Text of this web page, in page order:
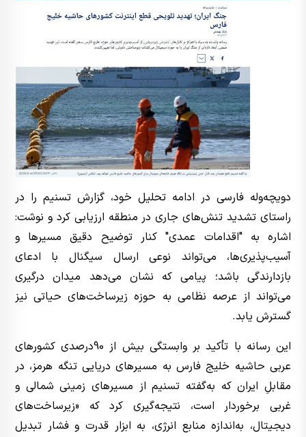
دویچه‌وله فارسی در ادامه تحلیل خود، گزارش تسنیم را در
راستای تشدید تنش‌های جاری در منطقه ارزیابی کرد و نوشت:
اشاره به "اقدامات عمدی" کنار توضیح دقیق مسیرها و
آسیب‌پذیری‌ها، می‌تواند نوعی ارسال سیگنال با ادعای
بازدارندگی باشد؛ پیامی که نشان می‌دهد میدان درگیری
می‌تواند از عرصه نظامی به حوزه زیرساخت‌های حیاتی نیز
گسترش یابد.
این رسانه با تأکید بر وابستگی بیش از 90درصدی کشورهای
عربی حاشیه خلیج فارس به مسیرهای دریایی تنگه هرمز، در
مقابلِ ایران که به‌گفته تسنیم از مسیرهای زمینی شمالی و
غربی برخوردار است، نتیجه‌گیری کرد که «زیرساخت‌های
دیجیتال، به‌اندازه منابع انرژی، به ابزار قدرت و فشار تبدیل